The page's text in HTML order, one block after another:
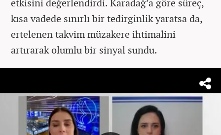
kısa vadede sınırlı bir tedirginlik yaratsa da,
ertelenen takvim müzakere ihtimalini
artırarak olumlu bir sinyal sundu.